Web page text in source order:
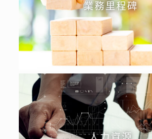
業務里程碑